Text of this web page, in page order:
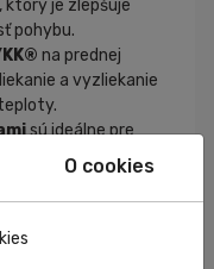
ktorý je zlepšuje
pohybu.
na prednej
a vyzliekanie
sú ideálne pre
ktoré
sebe.
tak, aby výborne
pred
O cookies